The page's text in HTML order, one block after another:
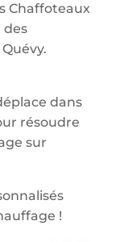
Chaffoteaux
des
dans
résoudre
sur
!